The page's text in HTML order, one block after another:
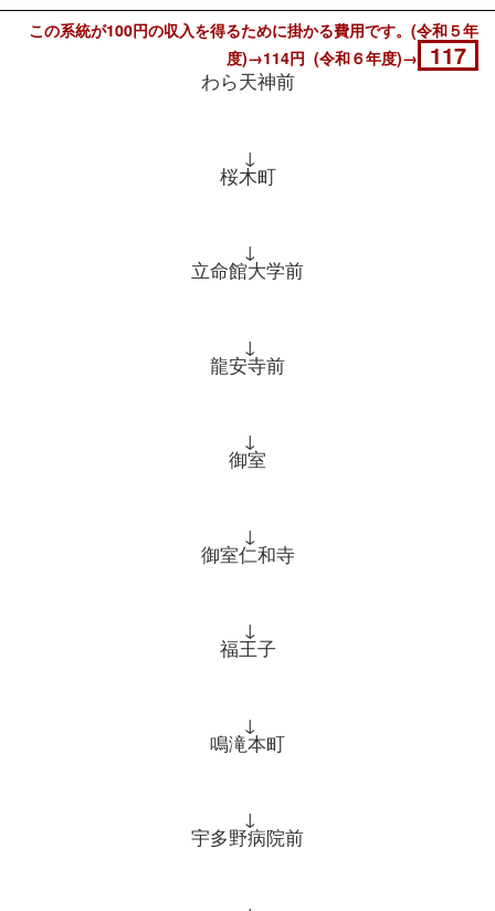
この系統が100円の収入を得るために掛かる費用です。(令和５年
度)→114円 (令和６年度)→
117
わら天神前
↓
桜木町
↓
立命館大学前
↓
龍安寺前
↓
御室
↓
御室仁和寺
↓
福王子
↓
鳴滝本町
↓
宇多野病院前